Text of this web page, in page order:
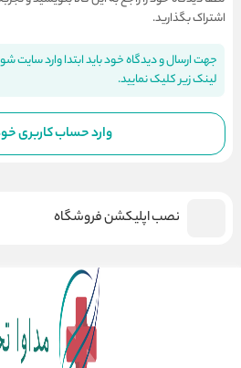
اشتراک بگذارید.
جهت ارسال و دیدگاه خود باید ابتدا وارد سایت
لینک زیر کلیک نمایید.
وارد حساب کاربری
نصب اپلیکشن فروشگاه